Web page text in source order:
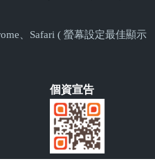
、Safari ( 螢幕設定最佳顯示
個資宣告